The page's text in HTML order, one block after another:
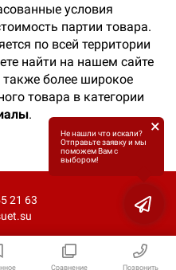
Сравнение Позвонить
условия
партии товара.
по всей территории
найти на нашем сайте
также более широкое
товара в категории
.
21 63
Не нашли что искали?
Отправьте заявку и мы
поможем Вам с
выбором!
×